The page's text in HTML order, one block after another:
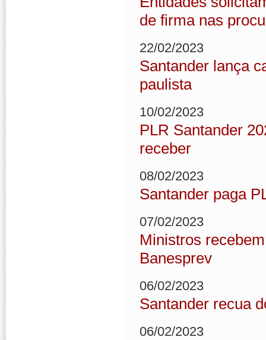
de firma nas
22/02/2023
Santander lança
paulista
10/02/2023
PLR Santander
receber
08/02/2023
Santander paga
07/02/2023
Ministros
Banesprev
06/02/2023
Santander recua
06/02/2023